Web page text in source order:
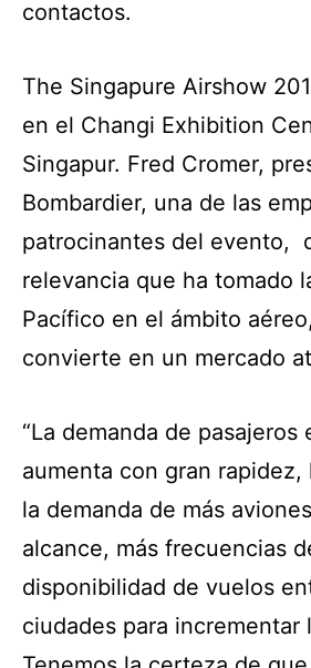
contactos.
The Singapure Airshow
en el Changi Exhibition
Singapur. Fred Cromer,
Bombardier, una de las
patrocinantes del evento,
relevancia que ha tomado
Pacífico en el ámbito
convierte en un mercado
“La demanda de pasajeros
aumenta con gran rapidez,
la demanda de más
alcance, más frecuencias
disponibilidad de vuelos
ciudades para incrementar